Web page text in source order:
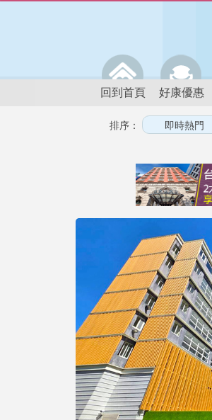
回到首頁 好康優惠
排序：